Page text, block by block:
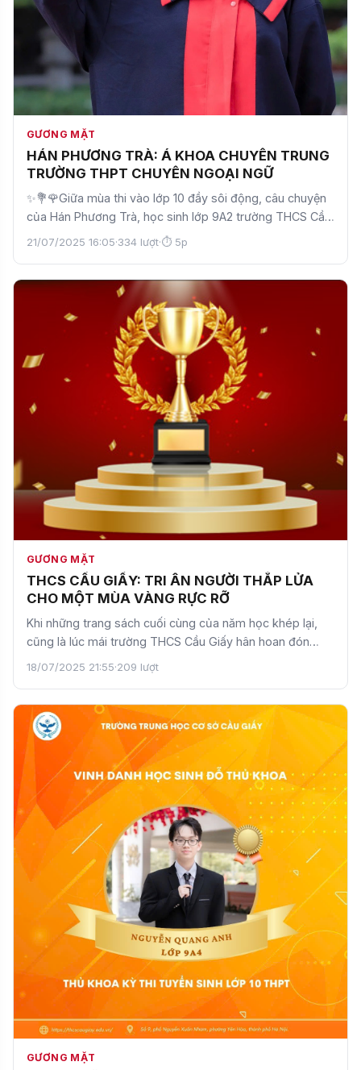
GƯƠNG MẶT
HÁN PHƯƠNG TRÀ: Á KHOA CHUYÊN TRUNG
TRƯỜNG THPT CHUYÊN NGOẠI NGỮ
✨💐🌹Giữa mùa thi vào lớp 10 đầy sôi động, câu chuyện
của Hán Phương Trà, học sinh lớp 9A2 trường THCS Cầu
Giấ…
21/07/2025 16:05·334 lượt·⏱ 5p
GƯƠNG MẶT
THCS CẦU GIẤY: TRI ÂN NGƯỜI THẮP LỬA
CHO MỘT MÙA VÀNG RỰC RỠ
Khi những trang sách cuối cùng của năm học khép lại,
cũng là lúc mái trường THCS Cầu Giấy hân hoan đón
nhận mộ…
18/07/2025 21:55·209 lượt
GƯƠNG MẶT